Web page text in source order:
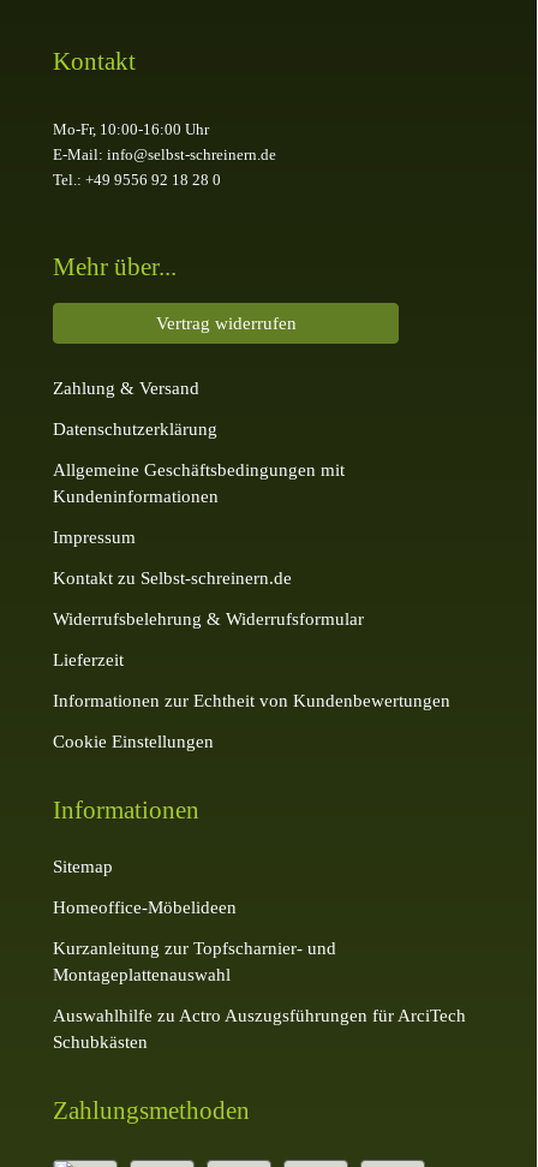
Kontakt
Mo-Fr, 10:00-16:00 Uhr
E-Mail: info@selbst-schreinern.de
Tel.: +49 9556 92 18 28 0
Mehr über...
Vertrag widerrufen
Zahlung & Versand
Datenschutzerklärung
Allgemeine Geschäftsbedingungen mit
Kundeninformationen
Impressum
Kontakt zu Selbst-schreinern.de
Widerrufsbelehrung & Widerrufsformular
Lieferzeit
Informationen zur Echtheit von Kundenbewertungen
Cookie Einstellungen
Informationen
Sitemap
Homeoffice-Möbelideen
Kurzanleitung zur Topfscharnier- und
Montageplattenauswahl
Auswahlhilfe zu Actro Auszugsführungen für ArciTech
Schubkästen
Zahlungsmethoden